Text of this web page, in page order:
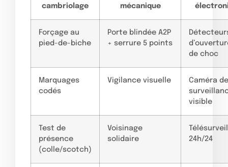
cambriolage
mécanique
Forçage au
pied-de-biche
Porte blindée A2P
+ serrure 5 points
de choc
Marquages
codés
Vigilance visuelle
Caméra de
visible
Test de
présence
(colle/scotch)
Voisinage
solidaire
24h/24